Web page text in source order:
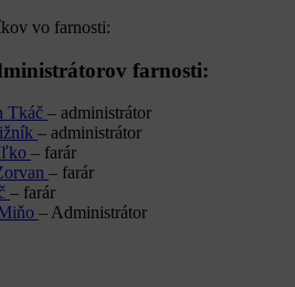
vo farnosti:
farnosti:
Tkáč – administrátor
– administrátor
– farár
– farár
– farár
– Administrátor